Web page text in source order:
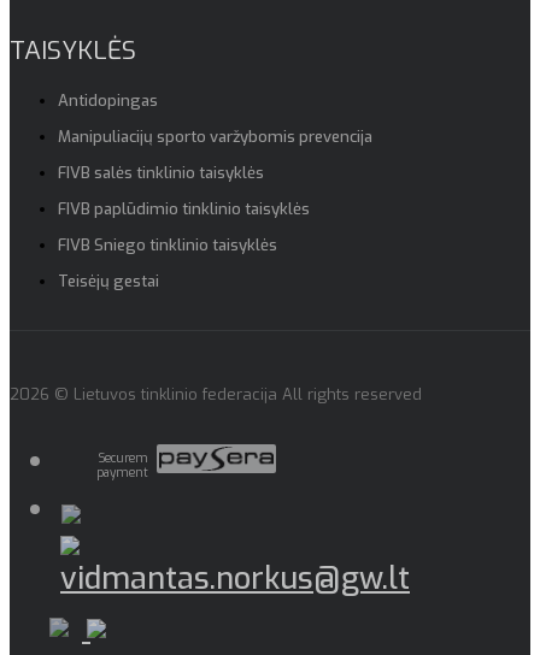
TAISYKLĖS
Antidopingas
Manipuliacijų sporto varžybomis prevencija
FIVB salės tinklinio taisyklės
FIVB paplūdimio tinklinio taisyklės
FIVB Sniego tinklinio taisyklės
Teisėjų gestai
2026 © Lietuvos tinklinio federacija All rights reserved
Securem
payment